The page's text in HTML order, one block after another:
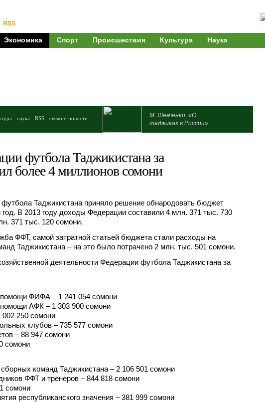
RSS
Экономика Спорт Происшествия Культура Наука
наука RSS свежие новости
М. Шевченко: «О
таджиках в России»
футбола Таджикистана за
более 4 миллионов сомони
Таджикистана приняло решение обнародовать бюджет
В 2013 году доходы Федерации составили 4 млн. 371 тыс. 730
371 тыс. 120 сомони.
ФФТ, самой затратной статьей бюджета стали расходы на
Таджикистана – на это было потрачено 2 млн. тыс. 501 сомони.
деятельности Федерации футбола Таджикистана за
ФИФА – 1 241 054 сомони
АФК – 1 303 900 сомони
250 сомони
клубов – 735 577 сомони
– 88 947 сомони
сомони
команд Таджикистана – 2 106 501 сомони
ФФТ и тренеров – 844 818 сомони
сомони
республиканского значения – 381 999 сомони